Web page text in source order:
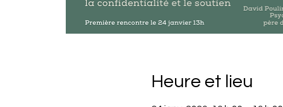
Heure et lieu